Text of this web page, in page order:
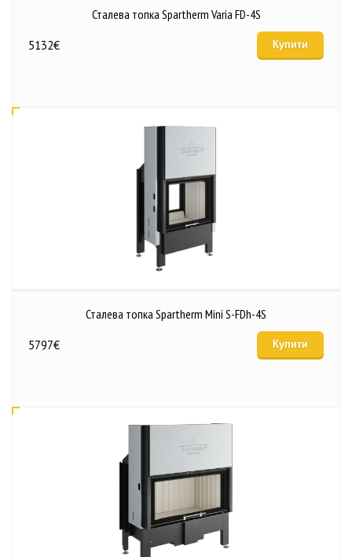
Сталева топка Spartherm Varia FD-4S
5132€ Купити
Сталева топка Spartherm Mini S-FDh-4S
5797€ Купити